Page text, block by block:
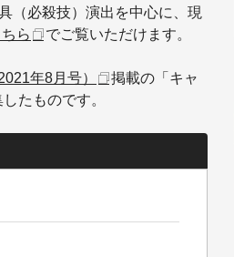
（必殺技）演出を中心に、現
ら でご覧いただけます。
年8月号）
掲載の「キャ
たものです。